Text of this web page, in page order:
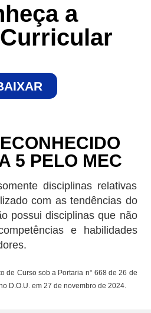
a
5 PELO MEC
disciplinas relativas
com as tendências do
possui disciplinas que não
e habilidades
de Curso sob a Portaria n° 668 de 26 de
D.O.U. em 27 de novembro de 2024.